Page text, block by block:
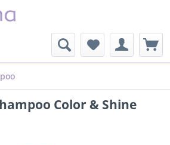
Color & Shine